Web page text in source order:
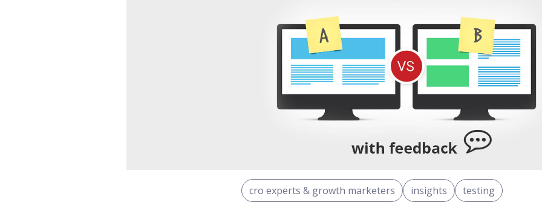
cro experts & growth marketers insights testing